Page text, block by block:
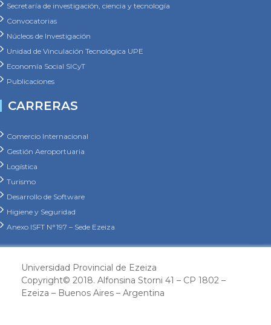
Secretaría de investigación, ciencia y tecnología
Convocatorias
Núcleos de Investigación
Unidad de Vinculación Tecnológica UPE
Economía Social SICyT
Publicaciones
CARRERAS
Comercio Internacional
Gestión Aeroportuaria
Logística
Turismo
Desarrollo de Software
Higiene y Seguridad
Anexo ISFT N°197 – Sede Ezeiza
Universidad Provincial de Ezeiza
Copyright© 2018. Alfonsina Storni 41 – CP 1802 –
Ezeiza – Buenos Aires – Argentina